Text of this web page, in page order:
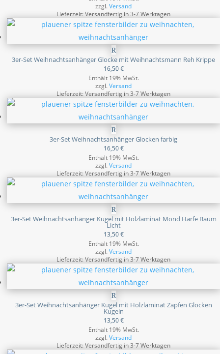
zzgl.Versand
Lieferzeit: Versandfertig in 3-7 Werktagen
3er-Set Weihnachtsanhänger Glocke mit Weihnachtsmann Reh Krippe
16,50€
Enthält 19% MwSt.
zzgl.Versand
Lieferzeit: Versandfertig in 3-7 Werktagen
3er-Set Weihnachtsanhänger Glocken farbig
16,50€
Enthält 19% MwSt.
zzgl.Versand
Lieferzeit: Versandfertig in 3-7 Werktagen
3er-Set Weihnachtsanhänger Kugel mit Holzlaminat Mond Harfe Baum
Licht
13,50€
Enthält 19% MwSt.
zzgl.Versand
Lieferzeit: Versandfertig in 3-7 Werktagen
3er-Set Weihnachtsanhänger Kugel mit Holzlaminat Zapfen Glocken
Kugeln
13,50€
Enthält 19% MwSt.
zzgl.Versand
Lieferzeit: Versandfertig in 3-7 Werktagen